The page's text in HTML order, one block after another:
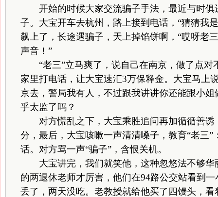
开始的时候大家交流骗子手法，最近与时俱
子。大宝开车去杭州，路上接到电话，“猜猜我
飙上了，长途遇骗子，天上掉馅饼啊，“哎呀老
声音！”
“老三”立马爽了，说自己在南京，做了点对
家里打电话，让大宝速汇3万保释金。大宝马上
京去，警局我有人，不过跟我讲讲你还能跟小
乎太监了吗？
对方慌乱之下，大宝乘胜追问再加循循善诱
分，最后，大宝咳嗽一声清清嗓子，教育“老三
话。对方骂一声“骗子”，含恨关机。
大宝讲完，我们就笑他，这种忽悠法不够华
的两退休老师才厉害，他们在94路公交站看到
丢了，两天没吃。老教授就给他买了四馒头，